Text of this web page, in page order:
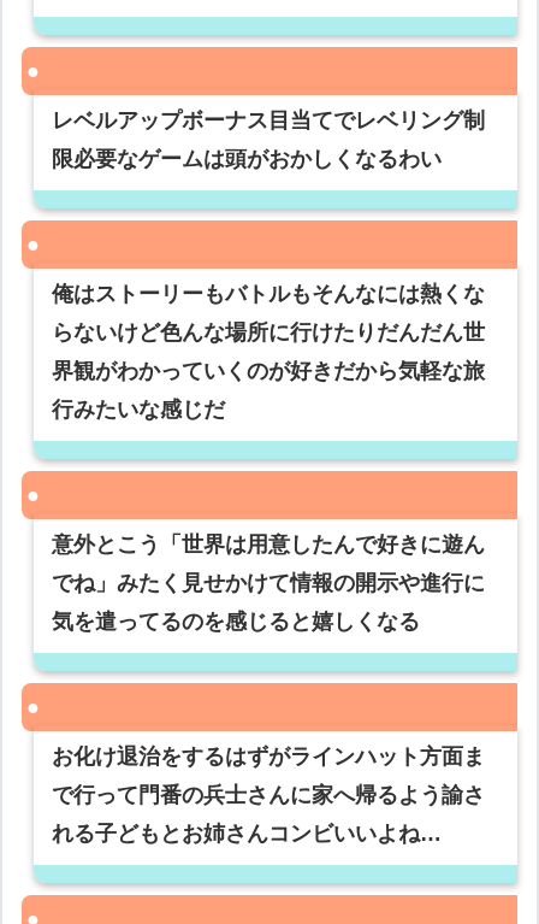
レベルアップボーナス目当てでレベリング制
限必要なゲームは頭がおかしくなるわい
俺はストーリーもバトルもそんなには熱くな
らないけど色んな場所に行けたりだんだん世
界観がわかっていくのが好きだから気軽な旅
行みたいな感じだ
意外とこう「世界は用意したんで好きに遊ん
でね」みたく見せかけて情報の開示や進行に
気を遣ってるのを感じると嬉しくなる
お化け退治をするはずがラインハット方面ま
で行って門番の兵士さんに家へ帰るよう諭さ
れる子どもとお姉さんコンビいいよね…